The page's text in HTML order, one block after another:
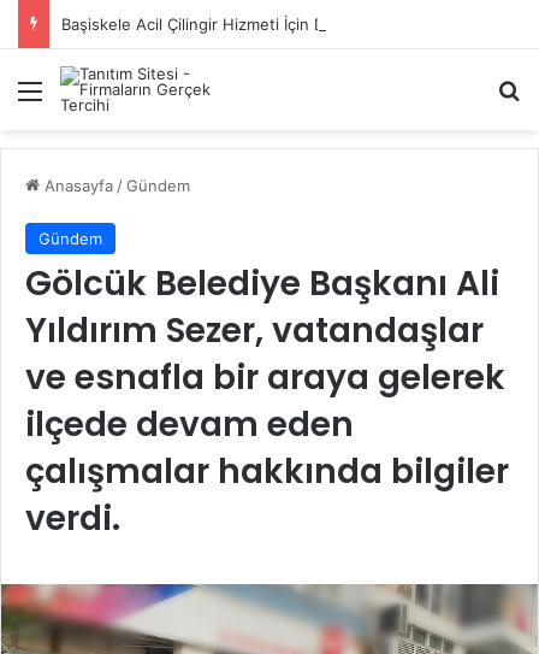
Başiskele Acil Çilingir Hizmeti İçin Doğru Adres Neresi?
Menü
Anasayfa /Gündem
Gündem
Gölcük Belediye Başkanı Ali
Yıldırım Sezer, vatandaşlar
ve esnafla bir araya gelerek
ilçede devam eden
çalışmalar hakkında bilgiler
verdi.